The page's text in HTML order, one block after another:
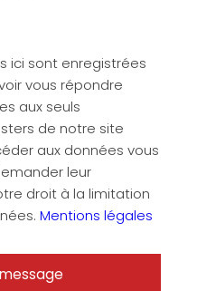
ici sont enregistrées
vous répondre
aux seuls
de notre site
aux données vous
leur
droit à la limitation
Mentions légales